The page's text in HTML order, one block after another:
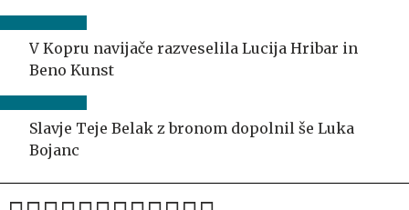
V Kopru navijače razveselila Lucija Hribar in
Beno Kunst
Slavje Teje Belak z bronom dopolnil še Luka
Bojanc